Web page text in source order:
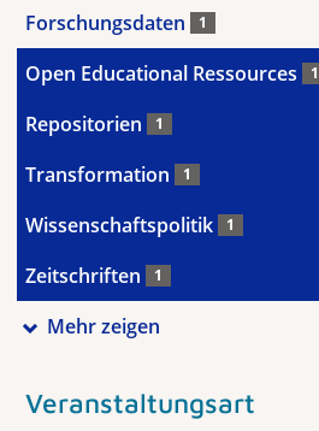
Forschungsdaten 1
Open Educational Ressources 1
Repositorien 1
Transformation 1
Wissenschaftspolitik 1
Zeitschriften 1
Mehr zeigen
Veranstaltungsart